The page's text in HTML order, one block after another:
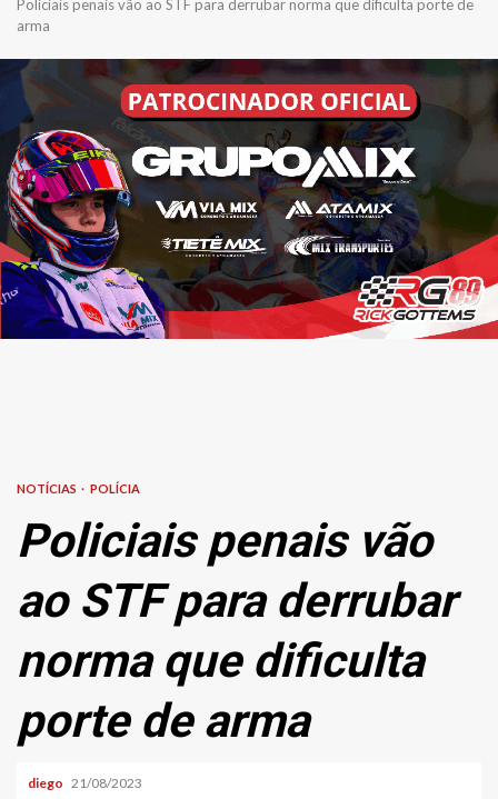
Policiais penais vão ao STF para derrubar norma que dificulta porte de
arma
NOTÍCIAS POLÍCIA
Policiais penais vão
ao STF para derrubar
norma que dificulta
porte de arma
diego 21/08/2023